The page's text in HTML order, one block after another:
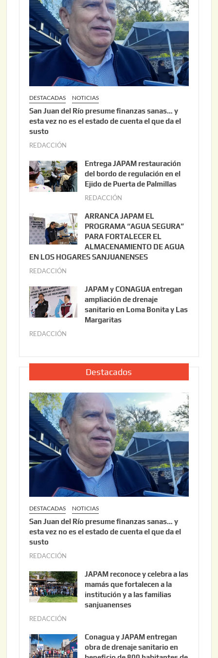
DESTACADAS NOTICIAS
San Juan del Río presume finanzas sanas… y
esta vez no es el estado de cuenta el que da el
susto
REDACCIÓN
o
s
t
3
,
2
0
Entrega JAPAM restauración
del bordo de regulación en el
Ejido de Puerta de Palmillas
REDACCIÓN
i
o
2
2
0
ARRANCA JAPAM EL
PROGRAMA “AGUA SEGURA”
PARA FORTALECER EL
ALMACENAMIENTO DE AGUA
EN LOS HOGARES SANJUANENSES
REDACCIÓN
l
i
o
,
0
2
6
JAPAM y CONAGUA entregan
ampliación de drenaje
sanitario en Loma Bonita y Las
Margaritas
REDACCIÓN
l
o
2
2
,
2
6
Destacados
DESTACADAS NOTICIAS
San Juan del Río presume finanzas sanas… y
esta vez no es el estado de cuenta el que da el
susto
REDACCIÓN
o
s
t
,
2
JAPAM reconoce y celebra a las
mamás que fortalecen a la
institución y a las familias
sanjuanenses
REDACCIÓN
n
i
Conagua y JAPAM entregan
obra de drenaje sanitario en